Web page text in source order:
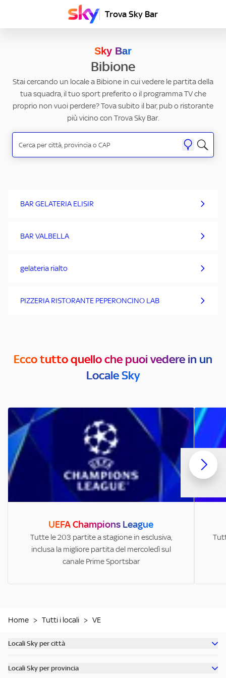
Trova Sky Bar
Sky Bar
Bibione
Stai cercando un locale a Bibione in cui vedere le partita della
tua squadra, il tuo sport preferito o il programma TV che
proprio non vuoi perdere? Tova subito il bar, pub o ristorante
più vicino con Trova Sky Bar.
BAR GELATERIA ELISIR
BAR VALBELLA
gelateria rialto
PIZZERIA RISTORANTE PEPERONCINO LAB
Ecco tutto quello che puoi vedere in un
Locale Sky
UEFA Champions League
Tutte le 203 partite a stagione in esclusiva,
inclusa la migliore partita del mercoledì sul
canale Prime Sportsbar
Home > Tutti i locali > VE
Locali Sky per città
Scopri tutti i bar di Roma
Locali Sky per provincia